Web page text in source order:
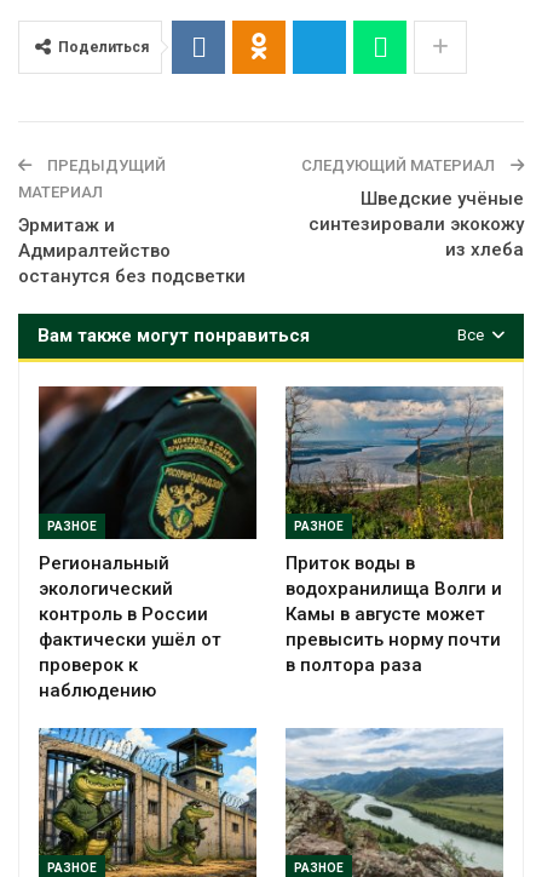
Поделиться
ПРЕДЫДУЩИЙ
МАТЕРИАЛ
Эрмитаж и
Адмиралтейство
останутся без подсветки
СЛЕДУЮЩИЙ МАТЕРИАЛ
Шведские учёные
синтезировали экокожу
из хлеба
Все
Вам также могут понравиться
РАЗНОЕ
Региональный
экологический
контроль в России
фактически ушёл от
проверок к
наблюдению
РАЗНОЕ
Приток воды в
водохранилища Волги и
Камы в августе может
превысить норму почти
в полтора раза
РАЗНОЕ РАЗНОЕ